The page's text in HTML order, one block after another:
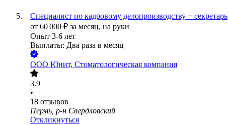
Специалист по кадровому делопроизводству + секретарь
от 60 000 ₽ за месяц, на руки
Опыт 3-6 лет
Выплаты: Два раза в месяц
ООО Юнит, Стоматологическая компания
3.9
•
18 отзывов
Пермь, р-н Свердловский
Откликнуться